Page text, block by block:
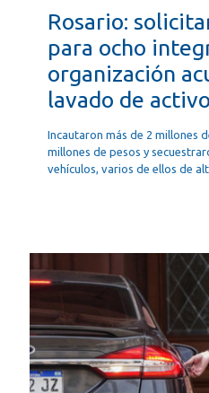
Rosario:
para ocho
organización
lavado de
Incautaron más de 2 millones
millones de pesos y
vehículos, varios de ellos de